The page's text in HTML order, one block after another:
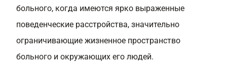
больного, когда имеются ярко выраженные
поведенческие расстройства, значительно
ограничивающие жизненное пространство
больного и окружающих его людей.